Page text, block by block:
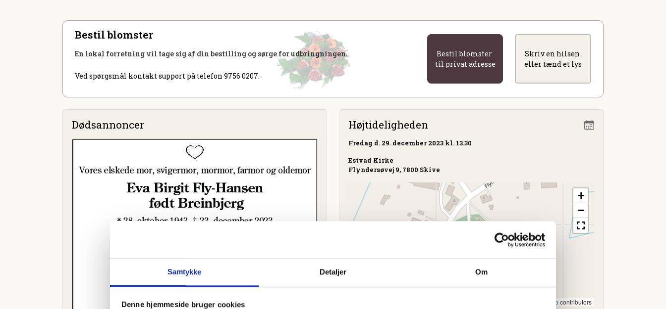
Samtykke Detaljer Om
Denne hjemmeside bruger cookies
Bestil blomster
En lokal forretning vil tage sig af din bestilling og sørge for udbringningen.
Ved spørgsmål kontakt support på telefon 9756 0207.
Bestil blomster
til privat adresse
Skriv en hilsen
eller tænd et lys
Dødsannoncer Højtideligheden
Fredag d. 29. december 2023 kl. 13.30
Estvad Kirke
Flyndersøvej 9, 7800 Skive
+
−
OpenStreetMapcontributors